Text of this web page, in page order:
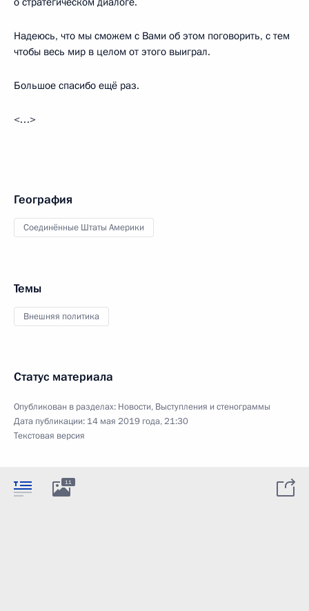
Надеюсь, что мы сможем с Вами об этом поговорить, с тем
чтобы весь мир в целом от этого выиграл.
Большое спасибо ещё раз.
<…>
География
Соединённые Штаты Америки
Темы
Внешняя политика
Статус материала
Опубликован в разделах: Новости, Выступления и стенограммы
Дата публикации: 14 мая 2019 года, 21:30
Текстовая версия
11